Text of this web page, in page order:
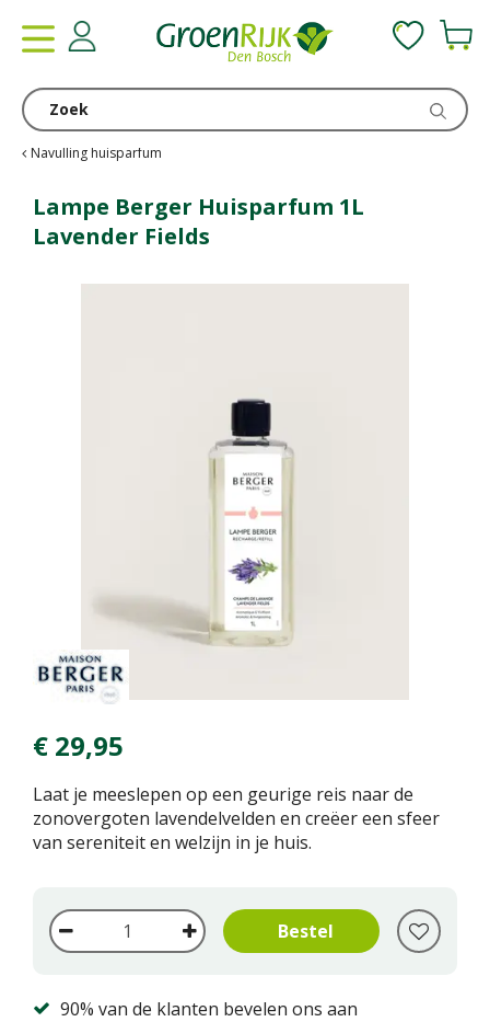
Navulling huisparfum
Lampe Berger Huisparfum 1L
Lavender Fields
€ 29,95
Laat je meeslepen op een geurige reis naar de
zonovergoten lavendelvelden en creëer een sfeer
van sereniteit en welzijn in je huis.
90% van de klanten bevelen ons aan